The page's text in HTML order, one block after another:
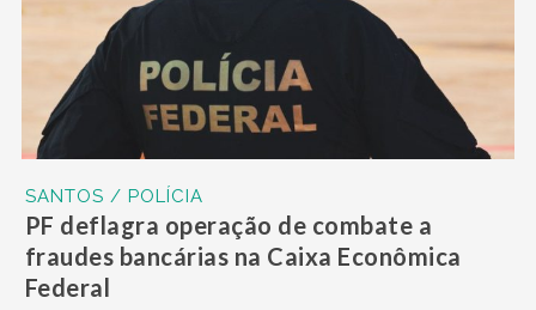
SANTOS / POLÍCIA
PF deflagra operação de combate a
fraudes bancárias na Caixa Econômica
Federal